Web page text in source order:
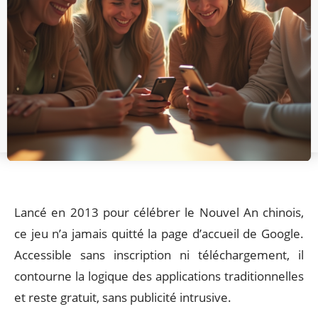
Lancé en 2013 pour célébrer le Nouvel An chinois,
ce jeu n’a jamais quitté la page d’accueil de Google.
Accessible sans inscription ni téléchargement, il
contourne la logique des applications traditionnelles
et reste gratuit, sans publicité intrusive.